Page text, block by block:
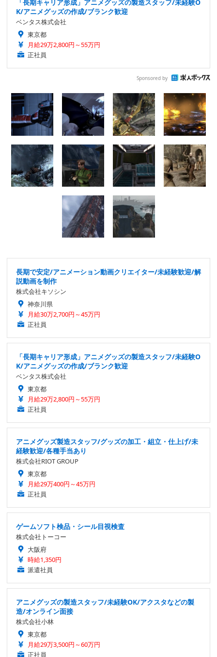
「長期キャリア形成」アニメグッズの製造スタッフ/未経験O
K/アニメグッズの作成/ブランク歓迎
ベンタス株式会社
東京都
月給29万2,800円～55万円
正社員
Sponsored by
長期で安定/アニメーション動画クリエイター/未経験歓迎/解
説動画を制作
株式会社キソシン
神奈川県
月給30万2,700円～45万円
正社員
「長期キャリア形成」アニメグッズの製造スタッフ/未経験O
K/アニメグッズの作成/ブランク歓迎
ベンタス株式会社
東京都
月給29万2,800円～55万円
正社員
アニメグッズ製造スタッフ/グッズの加工・組立・仕上げ/未
経験歓迎/各種手当あり
株式会社RIOT GROUP
東京都
月給29万400円～45万円
正社員
ゲームソフト検品・シール目視検査
株式会社トーコー
大阪府
時給1,350円
派遣社員
アニメグッズの製造スタッフ/未経験OK/アクスタなどの製
造/オンライン面接
株式会社小林
東京都
月給29万3,500円～60万円
正社員